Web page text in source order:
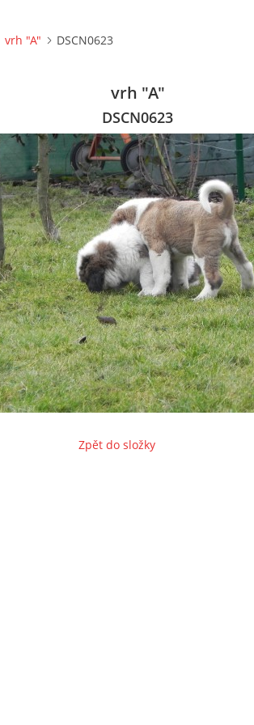
vrh "A" DSCN0623
vrh "A"
DSCN0623
Zpět do složky